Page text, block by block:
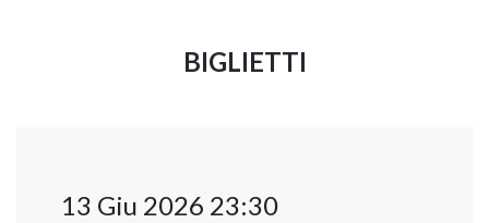
BIGLIETTI
13 Giu 2026 23:30